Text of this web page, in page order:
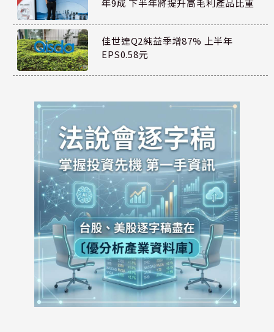
年9成 下半年將提升高毛利產品比重
佳世達Q2純益季增87% 上半年
EPS0.58元